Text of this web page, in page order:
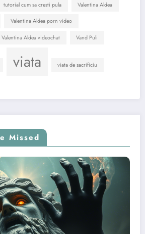
tutorial cum sa cresti pula Valentina Aldea
Valentina Aldea porn video
Valentina Aldea videochat Vand Puli
viata viata de sacrificiu
Missed